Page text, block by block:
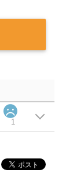
1